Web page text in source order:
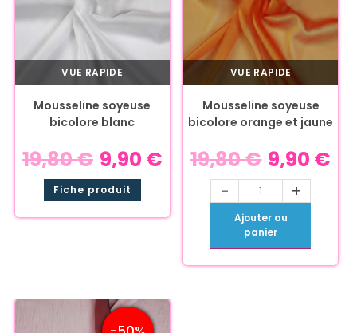
VUE RAPIDE
Mousseline soyeuse
bicolore blanc
19,80€ 9,90 €
Fiche produit
VUE RAPIDE
Mousseline soyeuse
bicolore orange et jaune
19,80€ 9,90 €
- +
Ajouter au
panier